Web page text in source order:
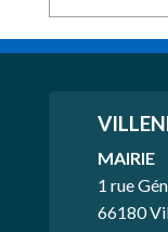
MAIRIE
1 rue
66180